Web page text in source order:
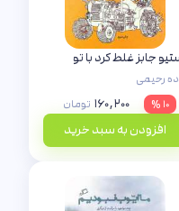
جابز غلط کرد با تو
رحیمی
۱۰ %
۱۶۰,۲۰۰ تومان
افزودن به سبد خرید